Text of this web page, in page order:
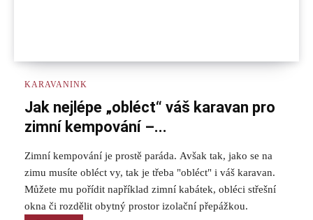
KARAVANINK
Jak nejlépe „obléct“ váš karavan pro
zimní kempování –...
Zimní kempování je prostě paráda. Avšak tak, jako se na
zimu musíte obléct vy, tak je třeba "obléct" i váš karavan.
Můžete mu pořídit například zimní kabátek, obléci střešní
okna či rozdělit obytný prostor izolační přepážkou.